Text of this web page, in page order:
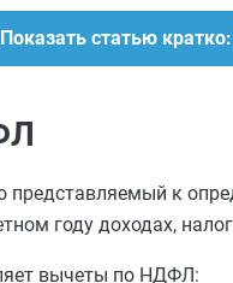
Показать статью
к
году доходах,
вычеты по НДФЛ: